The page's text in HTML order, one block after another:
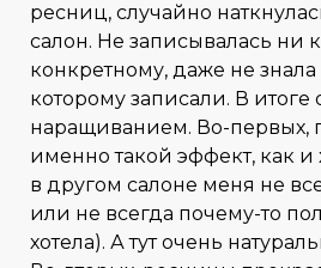
ресниц, случайно
салон. Не записывалась ни
конкретному, даже не
которому записали. В итоге
наращиванием. Во-первых,
именно такой эффект, как и
в другом салоне меня не
или не всегда почему-то
хотела). А тут очень